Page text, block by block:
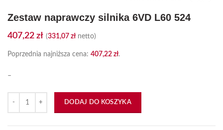
Zestaw naprawczy silnika 6VD L60 524
407,22 zł (331,07 złnetto)
Poprzednia najniższa cena: 407,22 zł.
–
DODAJ DO KOSZYKA